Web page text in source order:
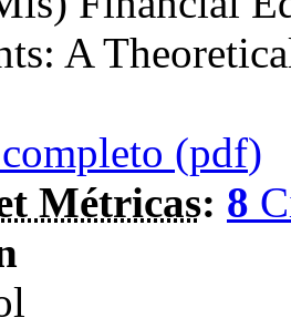
A
(pdf)
Métricas: 8